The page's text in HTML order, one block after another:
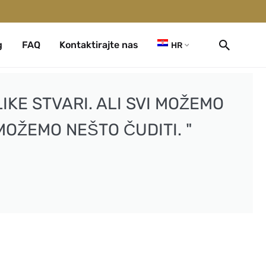
FAQ Kontaktirajte nas HR
STVARI. ALI SVI MOŽEMO
NEŠTO ČUDITI. "